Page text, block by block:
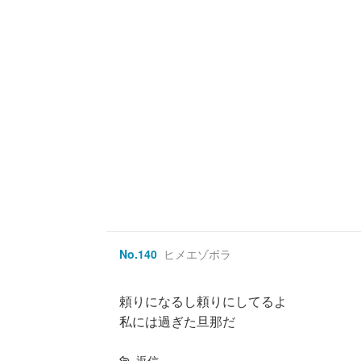
No.140 ヒメエゾボラ
頼りになるし頼りにしてるよ
私には過ぎた旦那だ